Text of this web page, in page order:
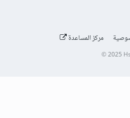
مركز المساعدة
© 2025